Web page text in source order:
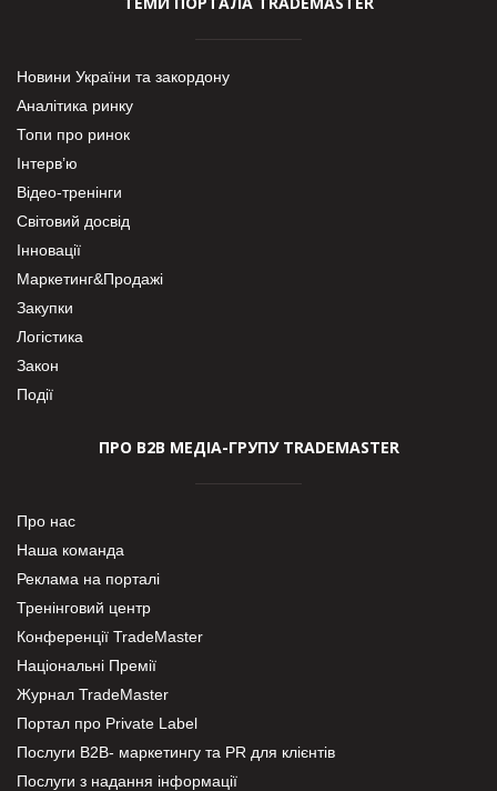
Новини України та закордону
Аналітика ринку
Топи про ринок
Інтерв’ю
Відео-тренінги
Світовий досвід
Інновації
Маркетинг&Продажі
Закупки
Логістика
Закон
Події
ПРО В2В МЕДІА-ГРУПУ TRADEMASTER
Про нас
Наша команда
Реклама на порталі
Тренінговий центр
Конференції TradeMaster
Національні Премії
Журнал TradeMaster
Портал про Private Label
Послуги В2В- маркетингу та PR для клієнтів
Послуги з надання інформації